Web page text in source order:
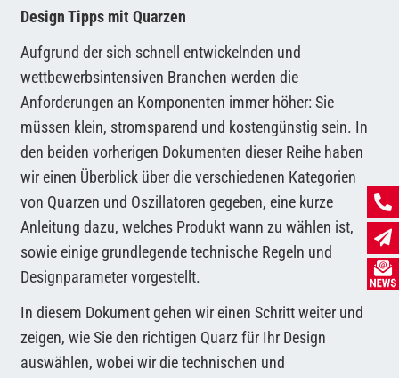
Design Tipps mit Quarzen
Aufgrund der sich schnell entwickelnden und
wettbewerbsintensiven Branchen werden die
Anforderungen an Komponenten immer höher: Sie
müssen klein, stromsparend und kostengünstig sein. In
den beiden vorherigen Dokumenten dieser Reihe haben
wir einen Überblick über die verschiedenen Kategorien
von Quarzen und Oszillatoren gegeben, eine kurze
Anleitung dazu, welches Produkt wann zu wählen ist,
sowie einige grundlegende technische Regeln und
Designparameter vorgestellt.
In diesem Dokument gehen wir einen Schritt weiter und
zeigen, wie Sie den richtigen Quarz für Ihr Design
auswählen, wobei wir die technischen und